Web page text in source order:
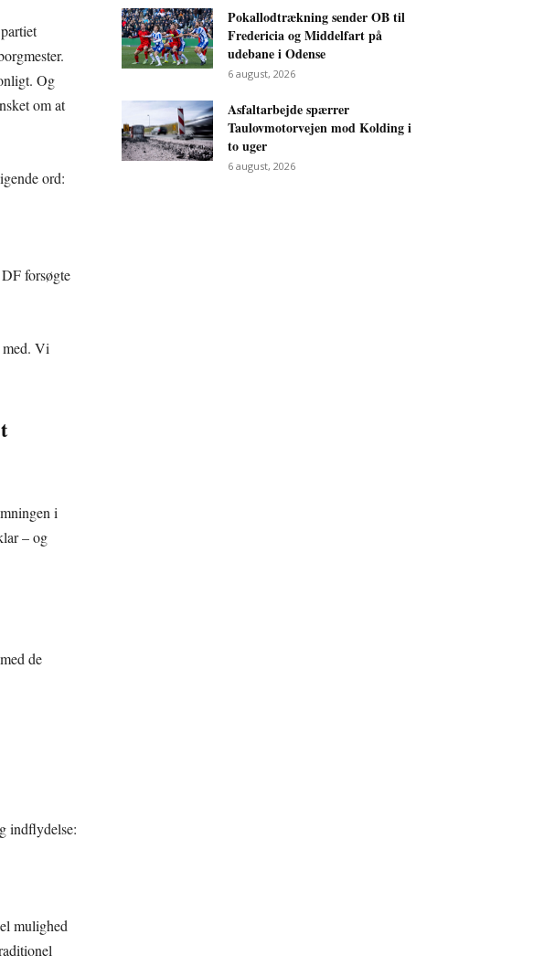
Og
om at
ord:
forsøgte
med. Vi
i
– og
de
indflydelse:
mulighed
Pokallodtrækning sender OB til
Fredericia og Middelfart på
udebane i Odense
6 august, 2026
Asfaltarbejde spærrer
Taulovmotorvejen mod Kolding i
to uger
6 august, 2026